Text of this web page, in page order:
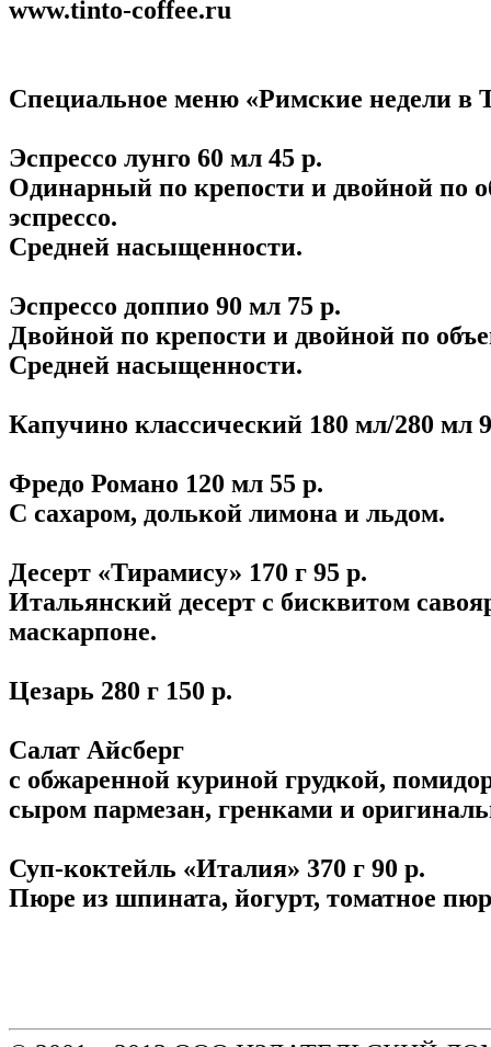
www.tinto-coffee.ru
Специальное меню «Римские недели в
Эспрессо лунго 60 мл 45 р.
Одинарный по крепости и двойной по
эспрессо.
Средней насыщенности.
Эспрессо доппио 90 мл 75 р.
Двойной по крепости и двойной по
Средней насыщенности.
Капучино классический 180 мл/280 мл
Фредо Романо 120 мл 55 р.
С сахаром, долькой лимона и льдом.
Десерт «Тирамису» 170 г 95 р.
Итальянский десерт с бисквитом
маскарпоне.
Цезарь 280 г 150 р.
Салат Айсберг
с обжаренной куриной грудкой,
сыром пармезан, гренками и
Суп-коктейль «Италия» 370 г 90 р.
Пюре из шпината, йогурт, томатное